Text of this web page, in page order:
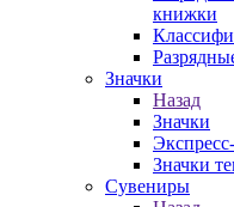
книжки
Значки
Назад
Значки
Значки
Сувениры